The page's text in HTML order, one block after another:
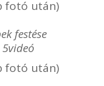
fotó után)
festése
fotó után)